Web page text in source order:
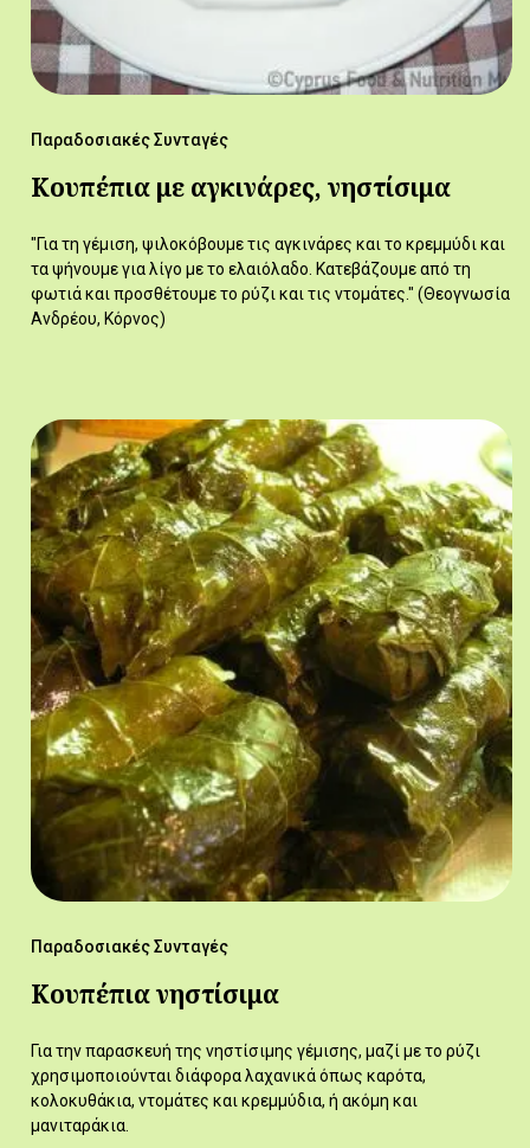
Παραδοσιακές Συνταγές
Κουπέπια με αγκινάρες, νηστίσιμα
"Για τη γέμιση, ψιλοκόβουμε τις αγκινάρες και το κρεμμύδι και
τα ψήνουμε για λίγο με το ελαιόλαδο. Κατεβάζουμε από τη
φωτιά και προσθέτουμε το ρύζι και τις ντομάτες." (Θεογνωσία
Ανδρέου, Κόρνος)
Παραδοσιακές Συνταγές
Κουπέπια νηστίσιμα
Για την παρασκευή της νηστίσιμης γέμισης, μαζί με το ρύζι
χρησιμοποιούνται διάφορα λαχανικά όπως καρότα,
κολοκυθάκια, ντομάτες και κρεμμύδια, ή ακόμη και
μανιταράκια.